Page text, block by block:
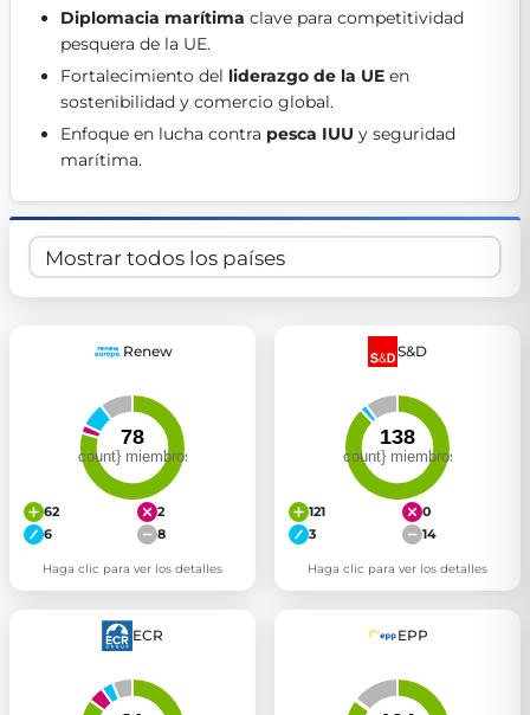
Get Involved
Become a member:Join us to advance digital democracy
Volunteer: Contribute your skills in technology, design,
Support democracy:Help us strengthen accountability
Diplomacia marítima clave para competitividad
pesquera de la UE.
Fortalecimiento del liderazgo de la UE en
sostenibilidad y comercio global.
Enfoque en lucha contra pesca IUU y seguridad
marítima.
Renew
62
2
6
8
Haga clic para ver los detalles
S&D
121
0
3
14
Haga clic para ver los detalles
ECR EPP